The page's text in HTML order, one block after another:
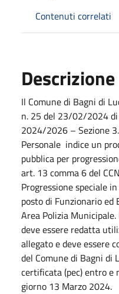
Contenuti correlati
Descrizione
Il Comune di Bagni di
n. 25 del 23/02/2024 di
2024/2026 – Sezione
Personale indice un
pubblica per
art. 13 comma 6 del
Progressione speciale
posto di Funzionario ed
Area Polizia
deve essere redatta
allegato e deve essere
del Comune di Bagni di
certificata (pec) entro
giorno 13 Marzo 2024.